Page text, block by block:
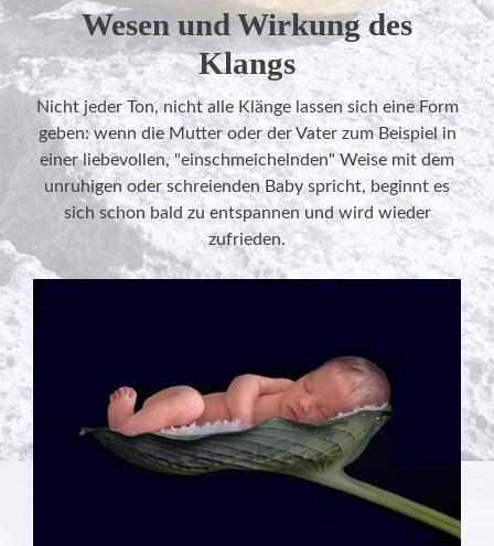
Wesen und Wirkung des
Klangs
Nicht jeder Ton, nicht alle Klänge lassen sich eine Form
geben: wenn die Mutter oder der Vater zum Beispiel in
einer liebevollen, "einschmeichelnden" Weise mit dem
unruhigen oder schreienden Baby spricht, beginnt es
sich schon bald zu entspannen und wird wieder
zufrieden.